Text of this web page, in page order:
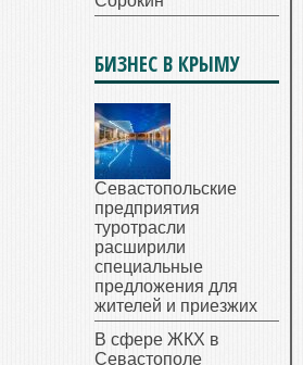
БИЗНЕС В КРЫМУ
Севастопольские
предприятия
туротрасли
расширили
специальные
предложения для
жителей и приезжих
В сфере ЖКХ в
Севастополе